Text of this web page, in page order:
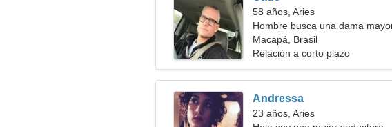
58 años, Aries
Hombre busca una dama
Macapá, Brasil
Relación a corto plazo
Andressa
23 años, Aries